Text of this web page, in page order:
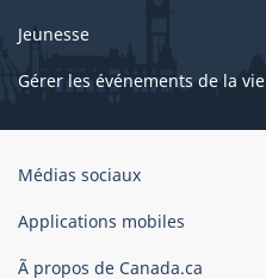
Jeunesse
Gérer les événements de la vie
Organisation
gouvernement
Canada
Médias sociaux
Applications mobiles
Ã propos de Canada.ca